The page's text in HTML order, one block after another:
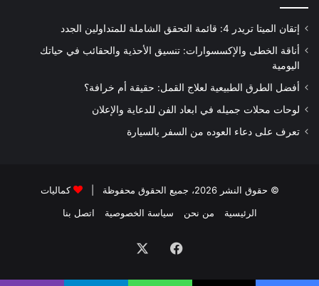
إتقان الميتا تريدر 4: قائمة التحقق الشاملة للمتداولين الجدد
أناقة الخطى والإكسسوارات: تنسيق الأحذية والحقائب في حياتك
اليومية
أفضل الطرق الطبيعية لعلاج القمل: حقيقة أم خرافة؟
لوحات محلات جميله في ابعاد الفن للدعاية والإعلان
تعرف على دعاء العوده من السفر بالسيارة
© حقوق النشر 2026، جميع الحقوق محفوظة |
كماليات
الرئيسية
من نحن سياسة الخصوصية اتصل بنا
فيسبوك